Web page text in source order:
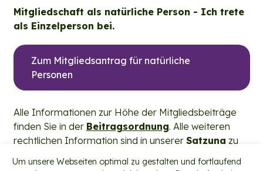
Mitgliedschaft als natürliche Person - Ich trete
als Einzelperson bei.
Zum Mitgliedsantrag für natürliche
Personen
Alle Informationen zur Höhe der Mitgliedsbeiträge
finden Sie in der Beitragsordnung. Alle weiteren
rechtlichen Information sind in unserer Satzung zu
Um unsere Webseiten optimal zu gestalten und fortlaufend